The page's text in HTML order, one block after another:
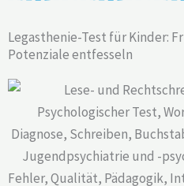
Legasthenie-Test für Kinder:
Potenziale entfesseln